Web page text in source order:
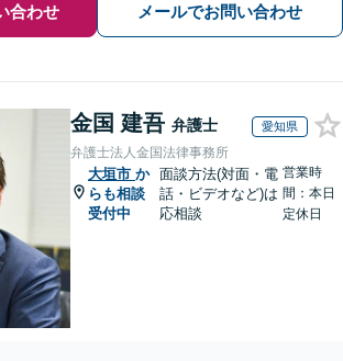
合わせ メールでお問い合わせ
金国 建吾 弁護士 愛知県
弁護士法人金国法律事務所
大垣市 か
らも相談
受付中
面談方法(対面・電
話・ビデオなど)は
応相談
営業時
間：本日
定休日